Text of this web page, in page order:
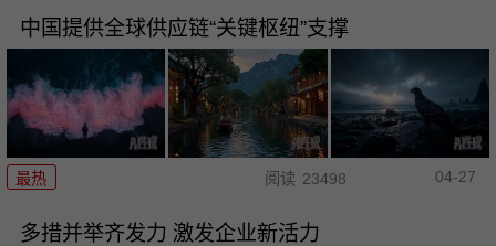
中国提供全球供应链“关键枢纽”支撑
最热 阅读 23498 04-27
多措并举齐发力 激发企业新活力